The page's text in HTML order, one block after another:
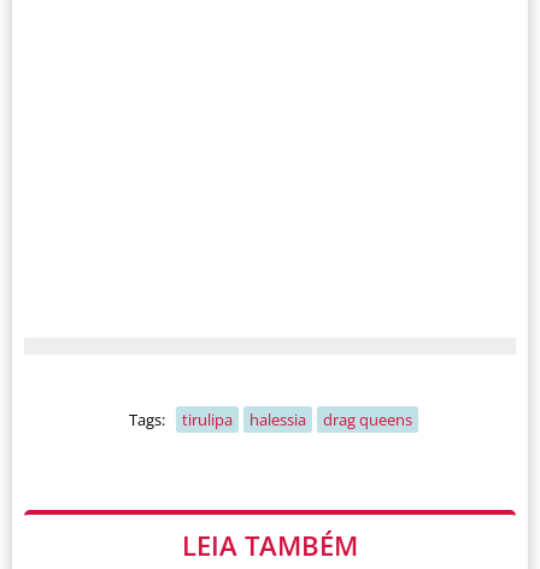
Tags: tirulipa halessia drag queens
LEIA TAMBÉM